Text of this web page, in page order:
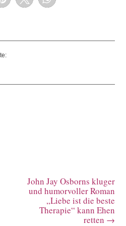
John Jay Osborns kluger
und humorvoller Roman
„Liebe ist die beste
Therapie“ kann Ehen
retten →